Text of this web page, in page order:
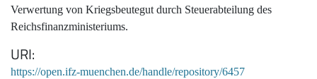
Verwertung von Kriegsbeutegut durch Steuerabteilung des
Reichsfinanzministeriums.
URI
https://open.ifz-muenchen.de/handle/repository/6457